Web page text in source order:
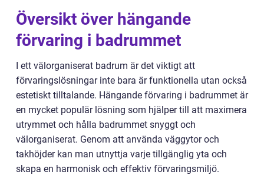
Översikt över hängande
förvaring i badrummet
I ett välorganiserat badrum är det viktigt att
förvaringslösningar inte bara är funktionella utan också
estetiskt tilltalande. Hängande förvaring i badrummet är
en mycket populär lösning som hjälper till att maximera
utrymmet och hålla badrummet snyggt och
välorganiserat. Genom att använda väggytor och
takhöjder kan man utnyttja varje tillgänglig yta och
skapa en harmonisk och effektiv förvaringsmiljö.